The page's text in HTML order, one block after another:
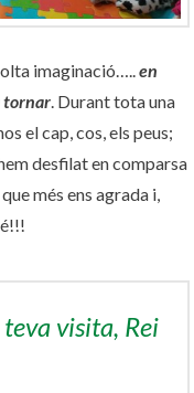
imaginació…..en
tornar. Durant tota una
el cap, cos, els peus;
desfilat en comparsa
més ens agrada i,
visita, Rei